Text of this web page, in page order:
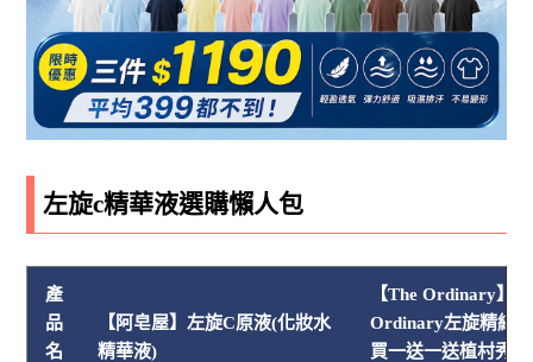
左旋c精華液選購懶人包
產
品
名
【阿皂屋】左旋C原液(化妝水
精華液)
【The Ordinary】
Ordinary左旋精純
買一送一送植村秀